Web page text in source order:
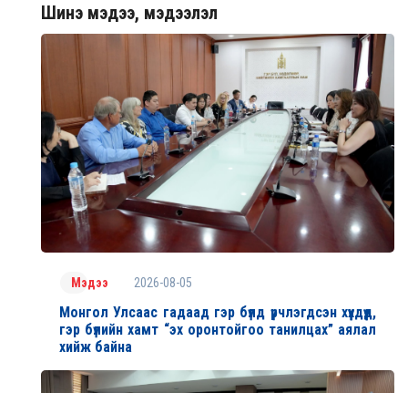
Шинэ мэдээ, мэдээлэл
Мэдээ 2026-08-05
Монгол Улсаас гадаад гэр бүлд үрчлэгдсэн хүүхдүүд,
гэр бүлийн хамт “эх оронтойгоо танилцах” аялал
хийж байна